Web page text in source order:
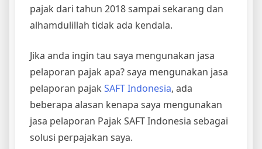
pajak dari tahun 2018 sampai sekarang dan
alhamdulillah tidak ada kendala.
Jika anda ingin tau saya mengunakan jasa
pelaporan pajak apa? saya mengunakan jasa
pelaporan pajak SAFT Indonesia, ada
beberapa alasan kenapa saya mengunakan
jasa pelaporan Pajak SAFT Indonesia sebagai
solusi perpajakan saya.